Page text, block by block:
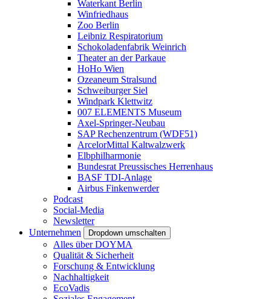
Waterkant Berlin
Winfriedhaus
Zoo Berlin
Leibniz Respiratorium
Schokoladenfabrik Weinrich
Theater an der Parkaue
HoHo Wien
Ozeaneum Stralsund
Schweiburger Siel
Windpark Klettwitz
007 ELEMENTS Museum
Axel-Springer-Neubau
SAP Rechenzentrum (WDF51)
ArcelorMittal Kaltwalzwerk
Elbphilharmonie
Bundesrat Preussisches Herrenhaus
BASF TDI-Anlage
Airbus Finkenwerder
Podcast
Social-Media
Newsletter
Unternehmen
Dropdown umschalten
Alles über DOYMA
Qualität & Sicherheit
Forschung & Entwicklung
Nachhaltigkeit
EcoVadis